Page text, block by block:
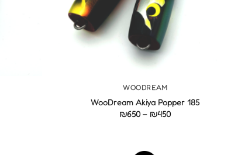
WOODREAM
WooDream Akiya Popper 185
₪450
–
₪650
טווח